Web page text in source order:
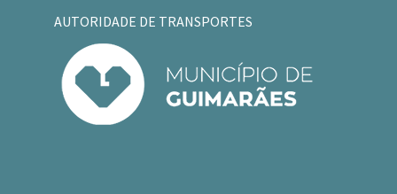
AUTORIDADE DE TRANSPORTES